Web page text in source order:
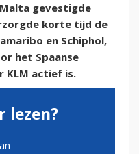
gevestigde
korte tijd de
en Schiphol,
het Spaanse
KLM actief is.
lezen?